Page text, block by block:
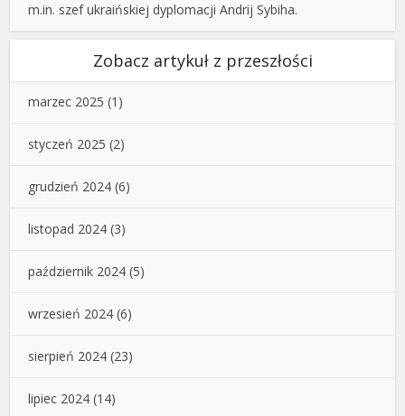
m.in. szef ukraińskiej dyplomacji Andrij Sybiha.
Zobacz artykuł z przeszłości
marzec 2025 (1)
styczeń 2025 (2)
grudzień 2024 (6)
listopad 2024 (3)
październik 2024 (5)
wrzesień 2024 (6)
sierpień 2024 (23)
lipiec 2024 (14)